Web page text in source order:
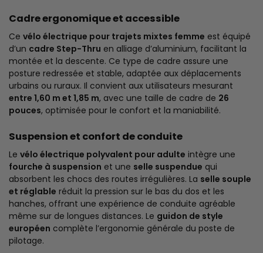
Cadre ergonomique et accessible
Ce vélo électrique pour trajets mixtes femme est équipé
d’un cadre Step-Thru en alliage d’aluminium, facilitant la
montée et la descente. Ce type de cadre assure une
posture redressée et stable, adaptée aux déplacements
urbains ou ruraux. Il convient aux utilisateurs mesurant
entre 1,60 m et 1,85 m, avec une taille de cadre de 26
pouces, optimisée pour le confort et la maniabilité.
Suspension et confort de conduite
Le vélo électrique polyvalent pour adulte intègre une
fourche à suspension et une selle suspendue qui
absorbent les chocs des routes irrégulières. La selle souple
et réglable réduit la pression sur le bas du dos et les
hanches, offrant une expérience de conduite agréable
même sur de longues distances. Le guidon de style
européen complète l’ergonomie générale du poste de
pilotage.